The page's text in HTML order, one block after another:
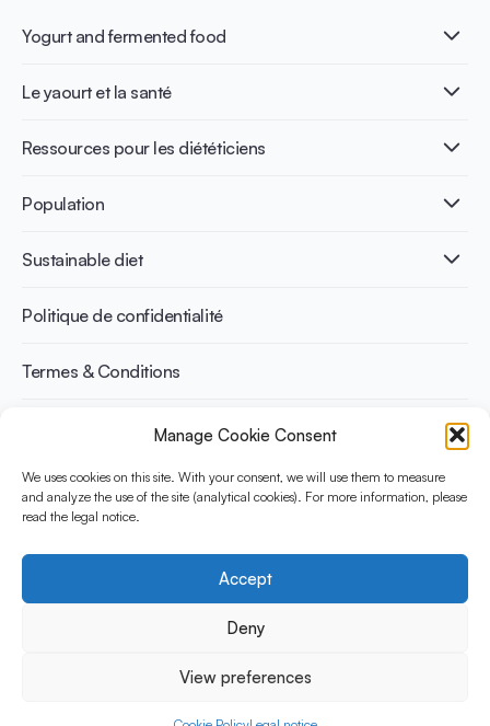
Manage Cookie Consent
We uses cookies on this site. With your consent, we will use them to measure
and analyze the use of the site (analytical cookies). For more information, please
read the legal notice.
Accept
Deny
View preferences
Yogurt and fermented food
Qu’est-ce que le yaourt ?
Nutri-dense food
Le yaourt et la santé
Healthy Diets & Lifestyle
Santé intestinale
Santé osseuse
Gestion du poids
Ressources pour les diététiciens
Publications
Infographics
Recettes
Population
Adulte
Sportif
Sustainable diet
Benefits for planet health
Benefits for human health
Politique de confidentialité
Termes & Conditions
YINI (The Yogurt in Nutrition Initiative) est financée par le
Danone Institute International. Elle vise à évaluer et partager les
preuves actuelles sur la place du yaourt dans les régimes
Social Media